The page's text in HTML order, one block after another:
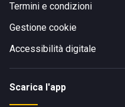
Termini e condizioni
Gestione cookie
Accessibilità digitale
Scarica l'app